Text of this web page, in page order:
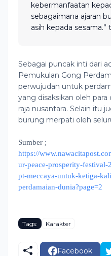
kebermanfaatan
sebagaimana ajaran
asih kepada sesama.”
Sebagai puncak inti dari
Pemukulan Gong
perwujudan untuk
yang disaksikan oleh para
raja nusantara. Selain itu
burung merpati oleh
Sumber ;
https://
ur-peace-prosperity-
pt-meccaya-untuk-ketiga-
perdamaian-dunia?page=2
Tags: Karakter
Facebook